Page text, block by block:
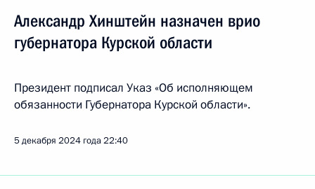
Александр Хинштейн назначен врио
губернатора Курской области
Президент подписал Указ «Об исполняющем
обязанности Губернатора Курской области».
5 декабря 2024 года22:40